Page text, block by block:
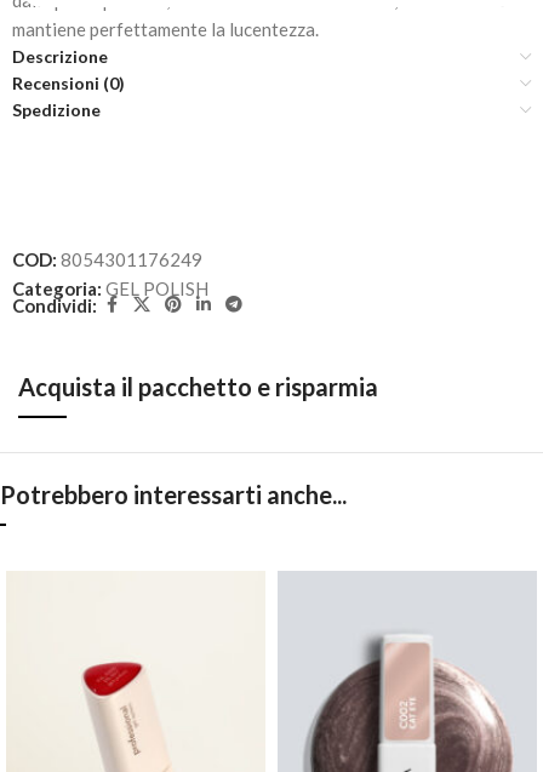
mantiene perfettamente la lucentezza.
Descrizione
Recensioni (0)
Spedizione
COD: 8054301176249
Categoria: GEL POLISH
Condividi:
Acquista il pacchetto e risparmia
Potrebbero interessarti anche...